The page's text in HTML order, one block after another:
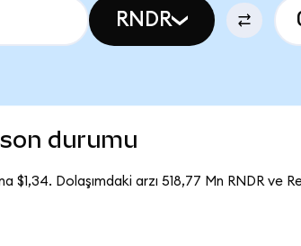
RNDR
durumu
$1,34. Dolaşımdaki arzı 518,77 Mn RNDR